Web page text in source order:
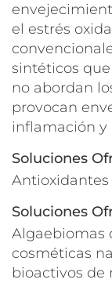
el estrés
sintéticos
no abordan
provocan
inflamación y
Soluciones
Soluciones
Algaebiomas
cosméticas
bioactivos de